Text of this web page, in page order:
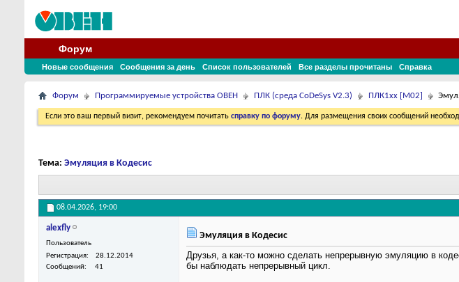
Форум
Новые сообщения Сообщения за день Список пользователей Все разделы прочитаны Справка
Форум Программируемые устройства ОВЕН ПЛК (среда CoDeSys V2.3) ПЛК1хх [М02]
Если это ваш первый визит, рекомендуем почитать справку по форуму. Для размещения своих сообщений
Тема: Эмуляция в Кодесис
08.04.2026, 19:00
alexfly
Пользователь
Регистрация
28.12.2014
Сообщений
41
Эмуляция в Кодесис
Друзья, а как-то можно сделать непрерывную эмуляцию в
бы наблюдать непрерывный цикл.